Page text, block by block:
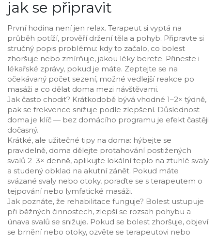
jak se připravit
První hodina není jen relax. Terapeut si vyptá na
průběh potíží, prověří držení těla a pohyb. Připravte si
stručný popis problému: kdy to začalo, co bolest
zhoršuje nebo zmírňuje, jakou léky berete. Přineste i
lékařské zprávy, pokud je máte. Zeptejte se na
očekávaný počet sezení, možné vedlejší reakce po
masáži a co dělat doma mezi návštěvami.
Jak často chodit? Krátkodobě bývá vhodné 1–2× týdně,
pak se frekvence snižuje podle zlepšení. Důslednost
doma je klíč — bez domácího programu je efekt častěji
dočasný.
Krátké, ale užitečné tipy na doma: hýbejte se
pravidelně, doma dělejte protahování postižených
svalů 2–3× denně, aplikujte lokální teplo na ztuhlé svaly
a studený obklad na akutní zánět. Pokud máte
svázané svaly nebo otoky, poraďte se s terapeutem o
tejpování nebo lymfatické masáži.
Jak poznáte, že rehabilitace funguje? Bolest ustupuje
při běžných činnostech, zlepší se rozsah pohybu a
únava svalů se snižuje. Pokud se bolest zhoršuje, objeví
se brnění nebo otoky, ozvěte se terapeutovi nebo